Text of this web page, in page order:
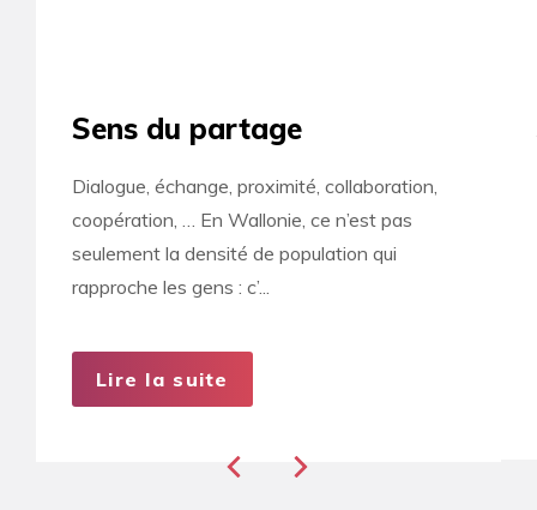
Sens du partage
Dialogue, échange, proximité, collaboration,
coopération, … En Wallonie, ce n’est pas
seulement la densité de population qui
rapproche les gens : c’...
Lire la suite